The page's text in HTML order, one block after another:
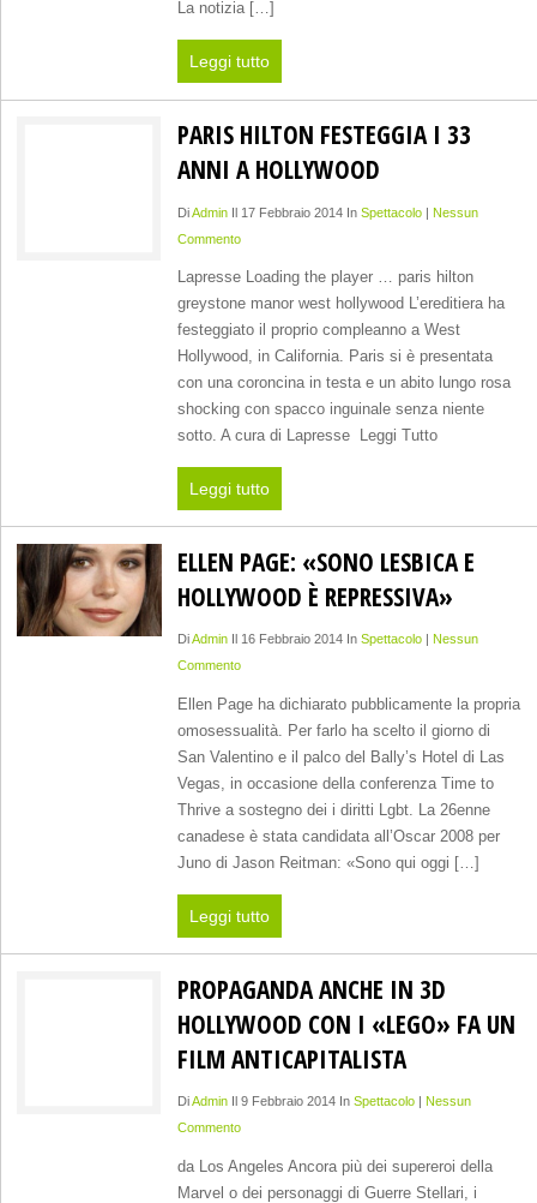
La notizia […]
Leggi tutto
PARIS HILTON FESTEGGIA I 33
ANNI A HOLLYWOOD
DiAdminIl 17 Febbraio 2014 In Spettacolo| Nessun
Commento
Lapresse Loading the player … paris hilton
greystone manor west hollywood L’ereditiera ha
festeggiato il proprio compleanno a West
Hollywood, in California. Paris si è presentata
con una coroncina in testa e un abito lungo rosa
shocking con spacco inguinale senza niente
sotto. A cura di Lapresse Leggi Tutto
Leggi tutto
ELLEN PAGE: «SONO LESBICA E
HOLLYWOOD È REPRESSIVA»
DiAdminIl 16 Febbraio 2014 In Spettacolo|
Nessun
Commento
Ellen Page ha dichiarato pubblicamente la propria
omosessualità. Per farlo ha scelto il giorno di
San Valentino e il palco del Bally’s Hotel di Las
Vegas, in occasione della conferenza Time to
Thrive a sostegno dei i diritti Lgbt. La 26enne
canadese è stata candidata all’Oscar 2008 per
Juno di Jason Reitman: «Sono qui oggi […]
Leggi tutto
PROPAGANDA ANCHE IN 3D
HOLLYWOOD CON I «LEGO» FA UN
FILM ANTICAPITALISTA
DiAdminIl 9 Febbraio 2014 In Spettacolo| Nessun
Commento
da Los Angeles Ancora più dei supereroi della
Marvel o dei personaggi di Guerre Stellari, i